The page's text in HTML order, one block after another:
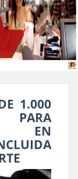
1.000
PARA
EN